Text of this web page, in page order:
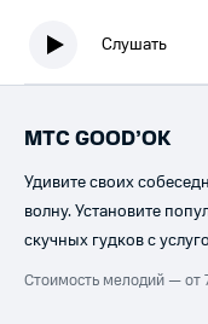
Слушать
МТС GOOD’OK
Удивите своих
волну. Установите
скучных гудков с
Стоимость мелодий — от